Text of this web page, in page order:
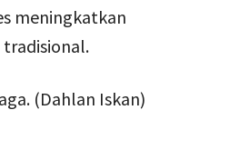
meningkatkan
(Dahlan Iskan)